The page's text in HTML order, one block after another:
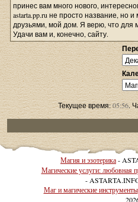
принес вам много нового,
astarta.pp.ru не просто название, но и
друзьями, мой дом. Я верю, что для
Удачи вам и, конечно, сайту.
Текущее время:05:56.
Магия и эзотерика-
Магические услуги: любовная
-
Маг и магические инструменты